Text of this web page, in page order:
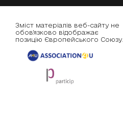
Зміст матеріалів веб-сайту не
обов'язково відображає
позицію Європейського Союзу.